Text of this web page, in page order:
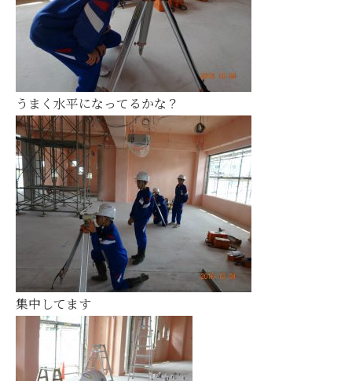
うまく水平になってるかな？
集中してます